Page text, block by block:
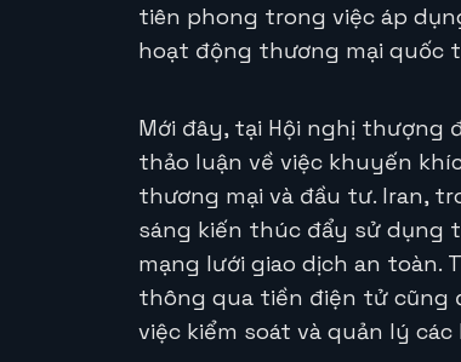
tiên phong trong việc áp
hoạt động thương mại quốc
Mới đây, tại Hội nghị thượng
thảo luận về việc khuyến
thương mại và đầu tư. Iran,
sáng kiến thúc đẩy sử dụng
mạng lưới giao dịch an toàn.
thông qua tiền điện tử cũng
việc kiểm soát và quản lý